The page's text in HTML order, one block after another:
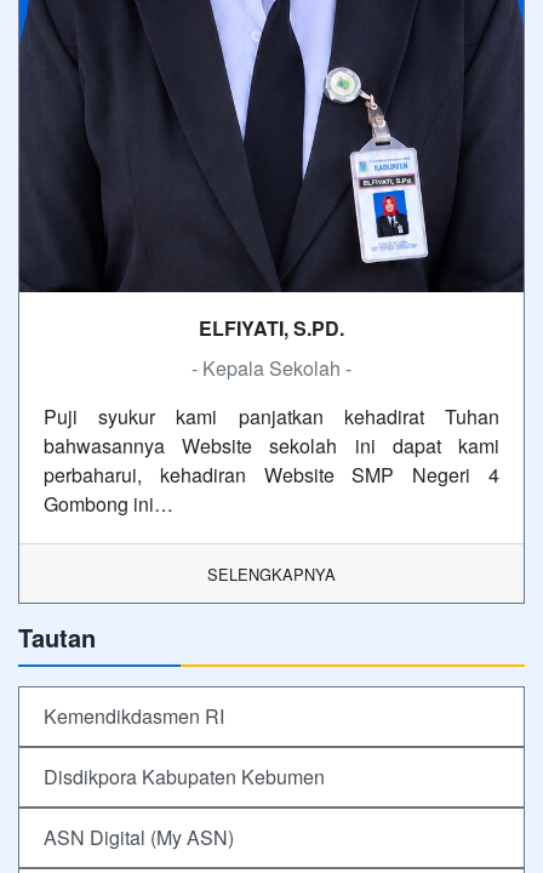
ELFIYATI, S.PD.
- Kepala Sekolah -
Puji syukur kami panjatkan kehadirat Tuhan
bahwasannya Website sekolah ini dapat kami
perbaharui, kehadiran Website SMP Negeri 4
Gombong ini…
SELENGKAPNYA
Tautan
Kemendikdasmen RI
Disdikpora Kabupaten Kebumen
ASN Digital (My ASN)